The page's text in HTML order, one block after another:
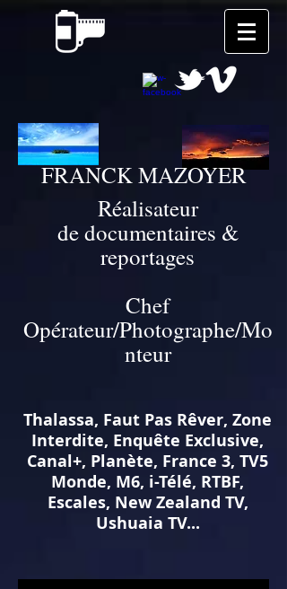
FRANCK MAZOYER
Réalisateur
de documentaires &
reportages
Chef
Opérateur/Photographe/Mo
nteur
Thalassa, Faut Pas Rêver, Zone
Interdite, Enquête Exclusive,
Canal+, Planète, France 3, TV5
Monde, M6, i-Télé, RTBF,
Escales, New Zealand TV,
Ushuaia TV...